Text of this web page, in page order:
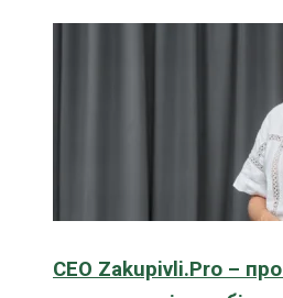
CEO Zakupivli.Pro –